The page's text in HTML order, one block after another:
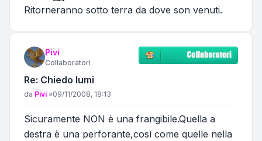
Ritorneranno sotto terra da dove son venuti.
Pivi
Collaboratori
Re: Chiedo lumi
Messaggio
da Pivi »09/11/2008, 18:13
Sicuramente NON è una frangibile.Quella a
destra è una perforante,così come quelle nella